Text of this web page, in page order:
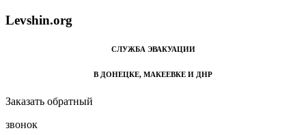
Levshin.org
СЛУЖБА ЭВАКУАЦИИ
В ДОНЕЦКЕ, МАКЕЕВКЕ И ДНР
Заказать обратный
звонок